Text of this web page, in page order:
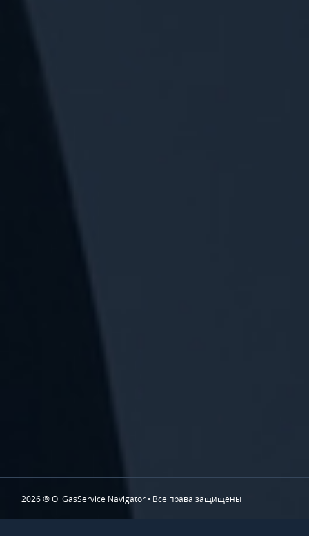
2026 ® OilGasService Navigator • Все права защищены